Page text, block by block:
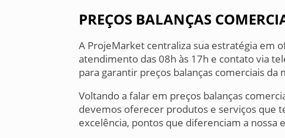
PREÇOS BALANÇAS
A ProjeMarket centraliza sua estratégia em
atendimento das 08h às 17h e contato via
para garantir preços balanças comerciais da
Voltando a falar em preços balanças
devemos oferecer produtos e serviços que
excelência, pontos que diferenciam a nossa